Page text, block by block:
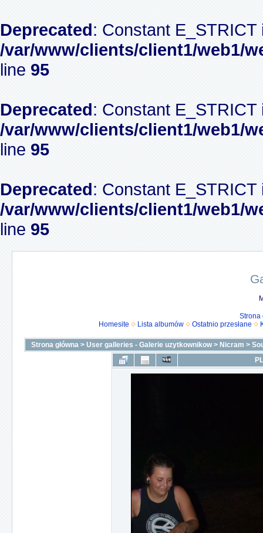
Deprecated: Constant
/var/www/clients/client1/web1/
line 95
Deprecated: Constant
/var/www/clients/client1/web1/
line 95
Deprecated: Constant
/var/www/clients/client1/web1/
line 95
Strona
Homesite
Lista albumów Ostatnio przesłane
Strona główna > User galleries - Galerie uzytkownikow> Nicram >